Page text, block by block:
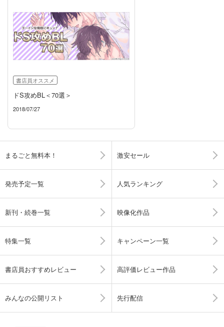
書店員オススメ
ドS攻めBL＜70選＞
2018/07/27
まるごと無料本！ 激安セール
発売予定一覧 人気ランキング
新刊・続巻一覧 映像化作品
特集一覧 キャンペーン一覧
書店員おすすめレビュー 高評価レビュー作品
みんなの公開リスト 先行配信